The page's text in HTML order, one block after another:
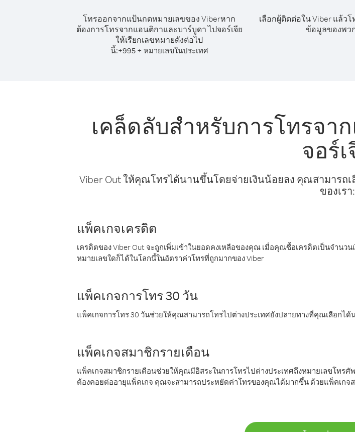
โทรออกจากแป้นกดหมายเลขของ Viberหาก
ต้องการโทรจากแอนติกาและบาร์บูดา ไปจอร์เจีย
ให้เรียกเลขหมายดังต่อไป
นี้:+995+ หมายเลขในประเทศ
เลือกผู้ติดต่อใน Viber แล้ว
ข้อมูลของพว
เคล็ดลับสำหรับการโทรจา
จอร์เ
Viber Out ให้คุณโทรได้นานขึ้นโดยจ่ายเงินน้อยลง คุณสามารถ
ของเรา:
แพ็คเกจเครดิต
เครดิตของ Viber Out จะถูกเพิ่มเข้าในยอดคงเหลือของคุณ เมื่อคุณซื้อเครดิตเป็นจำนว
หมายเลขใดก็ได้ในโลกนี้ในอัตราค่าโทรที่ถูกมากของ Viber
แพ็คเกจการโทร 30 วัน
แพ็คเกจการโทร 30 วันช่วยให้คุณสามารถโทรไปต่างประเทศยังปลายทางที่คุณเลือกได้
แพ็คเกจสมาชิกรายเดือน
แพ็คเกจสมาชิกรายเดือนช่วยให้คุณมีอิสระในการโทรไปต่างประเทศถึงหมายเลขโท
ต้องคอยต่ออายุแพ็คเกจ คุณจะสามารถประหยัดค่าโทรของคุณได้มากขึ้น ด้วยแพ็คเกจ